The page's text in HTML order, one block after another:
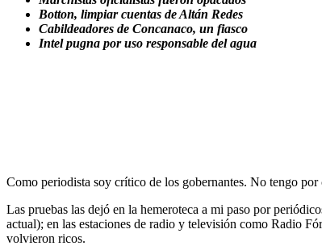
Botton, limpiar cuentas de Altán Redes
Cabildeadores de Concanaco, un fiasco
Intel pugna por uso responsable del agua
Como periodista soy crítico de los gobernantes. No tengo
Las pruebas las dejó en la hemeroteca a mi paso por
actual); en las estaciones de radio y televisión como Radio
volvieron ricos.